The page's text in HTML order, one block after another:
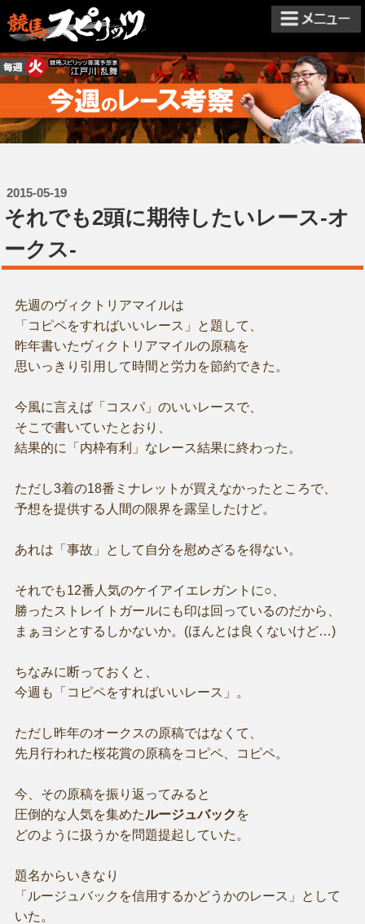
2015-05-19
それでも2頭に期待したいレース-オ
ークス-
先週のヴィクトリアマイルは
「コピペをすればいいレース」と題して、
昨年書いたヴィクトリアマイルの原稿を
思いっきり引用して時間と労力を節約できた。
今風に言えば「コスパ」のいいレースで、
そこで書いていたとおり、
結果的に「内枠有利」なレース結果に終わった。
ただし3着の18番ミナレットが買えなかったところで、
予想を提供する人間の限界を露呈したけど。
あれは「事故」として自分を慰めざるを得ない。
それでも12番人気のケイアイエレガントに○、
勝ったストレイトガールにも印は回っているのだから、
まぁヨシとするしかないか。(ほんとは良くないけど…)
ちなみに断っておくと、
今週も「コピペをすればいいレース」。
ただし昨年のオークスの原稿ではなくて、
先月行われた桜花賞の原稿をコピペ、コピペ。
今、その原稿を振り返ってみると
圧倒的な人気を集めたルージュバック を
どのように扱うかを問題提起していた。
題名からいきなり
「ルージュバックを信用するかどうかのレース」として
いた。